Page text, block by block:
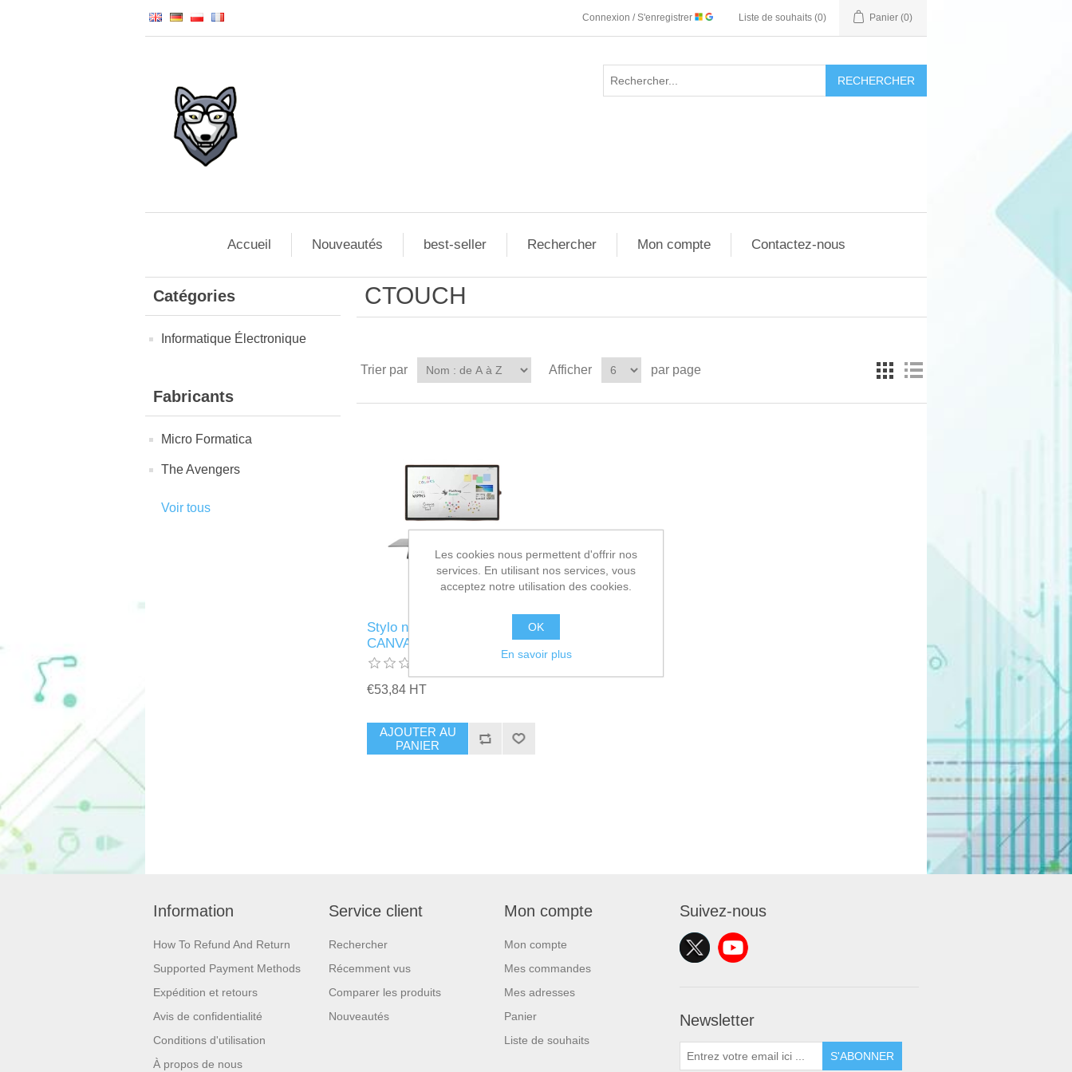
Connexion / S'enregistrer Liste de souhaits (0) Panier (0)
RECHERCHER
Accueil Nouveautés best-seller Rechercher Mon compte Contactez-nous
Catégories
Informatique Électronique
Fabricants
Micro Formatica
The Avengers
Voir tous
CTOUCH
Trier par Afficher par page
Stylo numérique CTOUCH
CANVAS WRITER
€53,84 HT
AJOUTER AU
PANIER
Information
How To Refund And Return
Supported Payment Methods
Expédition et retours
Avis de confidentialité
Conditions d'utilisation
À propos de nous
Service client
Rechercher
Récemment vus
Comparer les produits
Nouveautés
Mon compte
Mon compte
Mes commandes
Mes adresses
Panier
Liste de souhaits
Suivez-nous
Newsletter
S'ABONNER
Les cookies nous permettent d'offrir nos
services. En utilisant nos services, vous
acceptez notre utilisation des cookies.
OK
En savoir plus